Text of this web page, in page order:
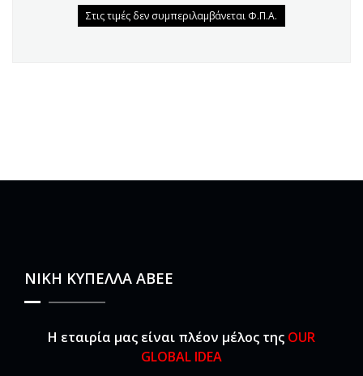
Στις τιμές δεν συμπεριλαμβάνεται Φ.Π.Α.
ΝΙΚΗ ΚΥΠΕΛΛΑ ΑΒΕΕ
Η εταιρία μας είναι πλέον μέλος της OUR
GLOBAL IDEA